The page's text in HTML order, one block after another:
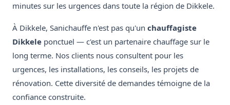
minutes sur les urgences dans toute la région de Dikkele.
À Dikkele, Sanichauffe n'est pas qu'un chauffagiste
Dikkele ponctuel — c'est un partenaire chauffage sur le
long terme. Nos clients nous consultent pour les
urgences, les installations, les conseils, les projets de
rénovation. Cette diversité de demandes témoigne de la
confiance construite.